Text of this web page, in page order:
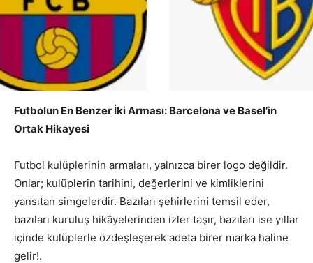
Futbolun En Benzer İki Arması: Barcelona ve Basel’in
Ortak Hikayesi
Futbol kulüplerinin armaları, yalnızca birer logo değildir.
Onlar; kulüplerin tarihini, değerlerini ve kimliklerini
yansıtan simgelerdir. Bazıları şehirlerini temsil eder,
bazıları kuruluş hikâyelerinden izler taşır, bazıları ise yıllar
içinde kulüplerle özdeşleşerek adeta birer marka haline
gelir!.